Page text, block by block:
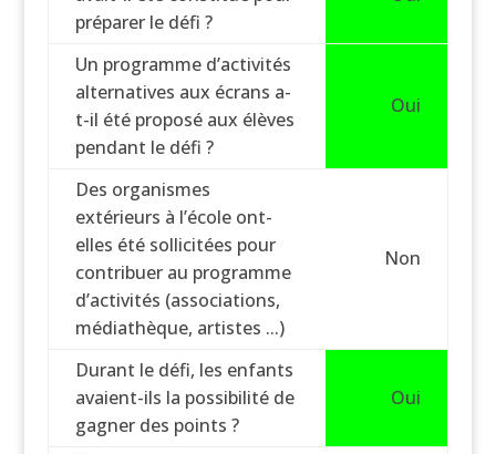
préparer le défi ?
Un programme d’activités
alternatives aux écrans a-
t-il été proposé aux élèves
pendant le défi ?
Oui
Des organismes
extérieurs à l’école ont-
elles été sollicitées pour
contribuer au programme
d’activités (associations,
médiathèque, artistes ...)
Non
Durant le défi, les enfants
avaient-ils la possibilité de
gagner des points ?
Oui